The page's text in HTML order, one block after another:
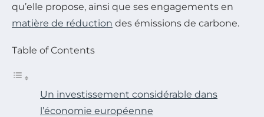
qu’elle propose, ainsi que ses engagements en
matière de réduction des émissions de carbone.
Table of Contents
Un investissement considérable dans
l’économie européenne